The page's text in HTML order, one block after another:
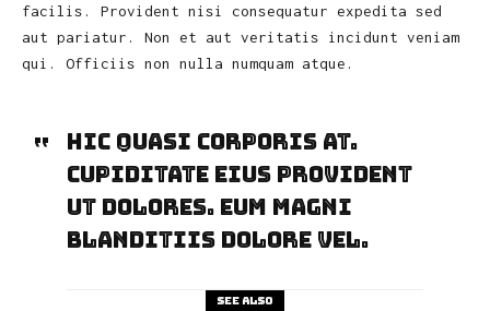
facilis. Provident nisi consequatur expedita sed
aut pariatur. Non et aut veritatis incidunt veniam
qui. Officiis non nulla numquam atque.
Hic quasi corporis at.
Cupiditate eius provident
ut dolores. Eum magni
blanditiis dolore vel.
See also